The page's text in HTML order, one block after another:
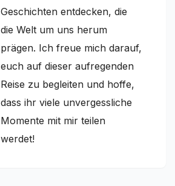
Geschichten entdecken, die
die Welt um uns herum
prägen. Ich freue mich darauf,
euch auf dieser aufregenden
Reise zu begleiten und hoffe,
dass ihr viele unvergessliche
Momente mit mir teilen
werdet!